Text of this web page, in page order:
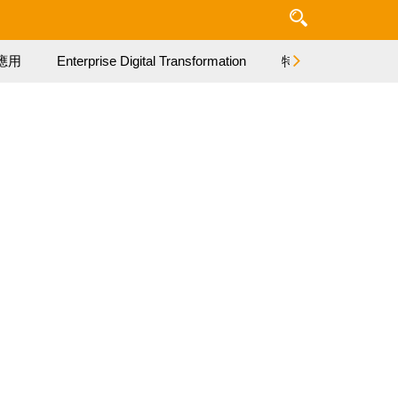
用 Enterprise Digital Transformation 特集